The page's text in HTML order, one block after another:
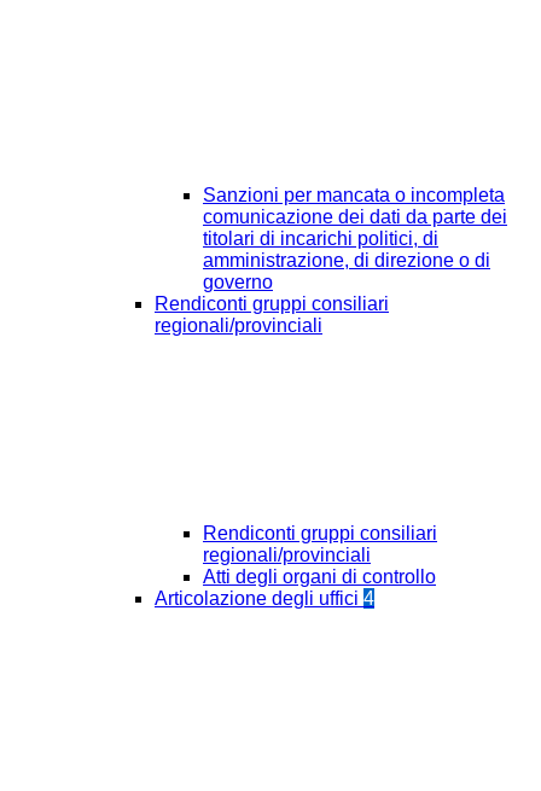
Sanzioni per mancata o incompleta
comunicazione dei dati da parte dei
titolari di incarichi politici, di
amministrazione, di direzione o di
governo
Rendiconti gruppi consiliari
regionali/provinciali
Rendiconti gruppi consiliari
regionali/provinciali
Atti degli organi di controllo
Articolazione degli uffici 4